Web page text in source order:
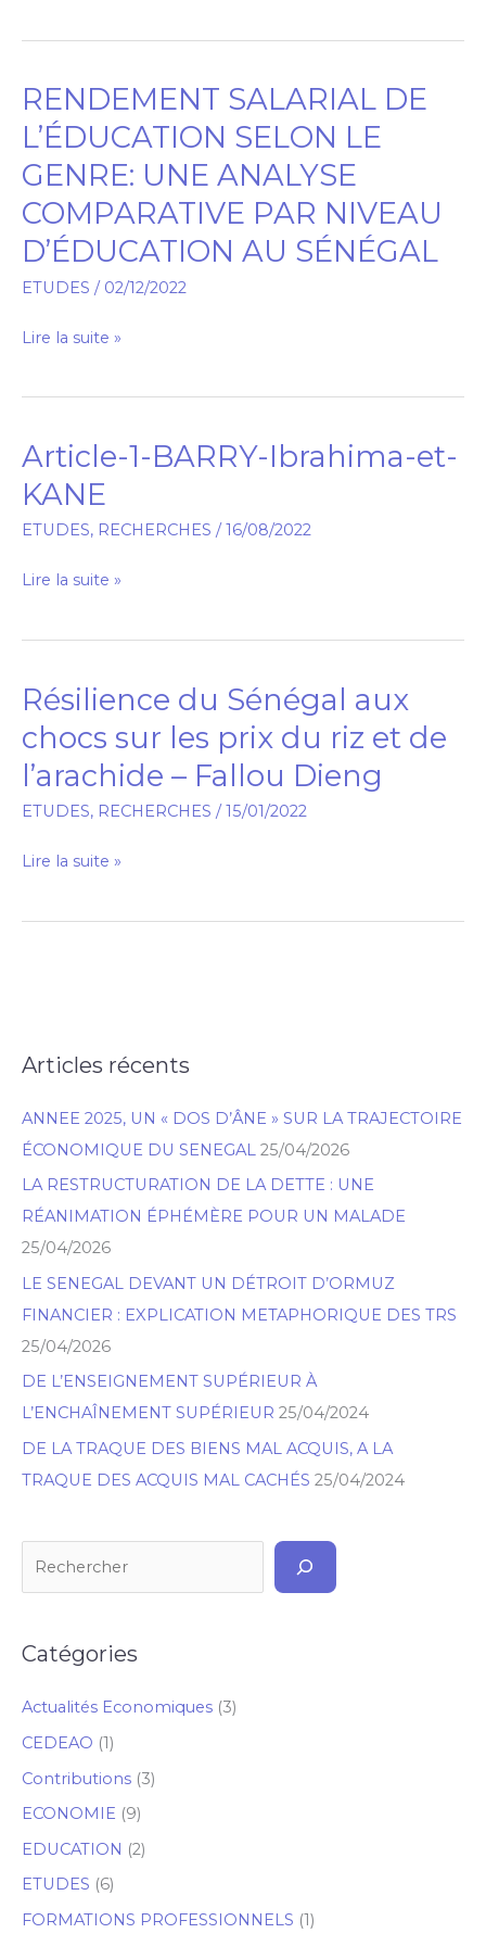
Senegal
RENDEMENT SALARIAL DE
L’ÉDUCATION SELON LE
GENRE: UNE ANALYSE
COMPARATIVE PAR NIVEAU
D’ÉDUCATION AU SÉNÉGAL
ETUDES / 02/12/2022
RENDEMENT
SALARIAL
DE
L’ÉDUCATION
SELON
LE
UNE
ANALYSE
D’ÉDUCATION
SÉNÉGAL
Lire la suite »
Article-1-BARRY-Ibrahima-et-
KANE
ETUDES, RECHERCHES / 16/08/2022
Article-
1-
BARRY-
Ibrahima-
Lire la suite »
Résilience du Sénégal aux
chocs sur les prix du riz et de
l’arachide – Fallou Dieng
ETUDES, RECHERCHES /15/01/2022
Résilience
Sénégal
aux
chocs
les
du
–
Lire la suite »
Articles récents
ANNEE 2025, UN « DOS D’ÂNE » SUR LA TRAJECTOIRE
ÉCONOMIQUE DU SENEGAL 25/04/2026
LA RESTRUCTURATION DE LA DETTE : UNE
RÉANIMATION ÉPHÉMÈRE POUR UN MALADE
25/04/2026
LE SENEGAL DEVANT UN DÉTROIT D’ORMUZ
FINANCIER : EXPLICATION METAPHORIQUE DES TRS
25/04/2026
DE L’ENSEIGNEMENT SUPÉRIEUR À
L’ENCHAÎNEMENT SUPÉRIEUR 25/04/2024
DE LA TRAQUE DES BIENS MAL ACQUIS, A LA
TRAQUE DES ACQUIS MAL CACHÉS 25/04/2024
R
c
h
e
r
c
h
e
r
Catégories
Actualités Economiques (3)
CEDEAO (1)
Contributions (3)
ECONOMIE (9)
EDUCATION (2)
ETUDES (6)
FORMATIONS PROFESSIONNELS (1)